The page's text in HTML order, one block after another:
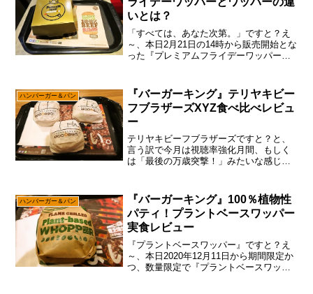
いとは？
「すべては、あなた次第。」ですと？え
～、本日2月21日の14時から販売開始とな
った『プレミアムフライデーワッパー』
んか「すべては、あなた次第。」とか意
味不明でして、こ...
ハンバーガー＆パン
『バーガーキング』テリヤキビー
フブラザーズXYZ食べ比べレビュ
ー
テリヤキビーフブラザーズですと？と、
言う訳で今月は視聴率強化月間、もしく
は「最後の万歳突撃！」みたいな感じで
年7月3日から始まった『バーガーキン
グ』の”テリヤキ...
ハンバーガー＆パン
『バーガーキング』100％植物性
パティ！プラントベースワッパー
実食レビュー
『プラントベースワッパー』ですと？え
～、本日2020年12月11日から期間限定か
つ、数量限定で『プラントベースワッパ